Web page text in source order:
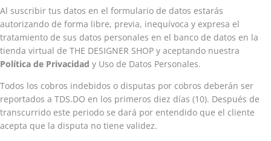
Al suscribir tus datos en el formulario de datos estarás
autorizando de forma libre, previa, inequívoca y expresa el
tratamiento de sus datos personales en el banco de datos en la
tienda virtual de THE DESIGNER SHOP y aceptando nuestra
Política de Privacidad y Uso de Datos Personales.
Todos los cobros indebidos o disputas por cobros deberán ser
reportados a TDS.DO en los primeros diez días (10). Después de
transcurrido este periodo se dará por entendido que el cliente
acepta que la disputa no tiene validez.